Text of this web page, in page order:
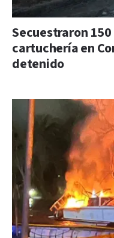
Secuestraron
cartuchería en
detenido